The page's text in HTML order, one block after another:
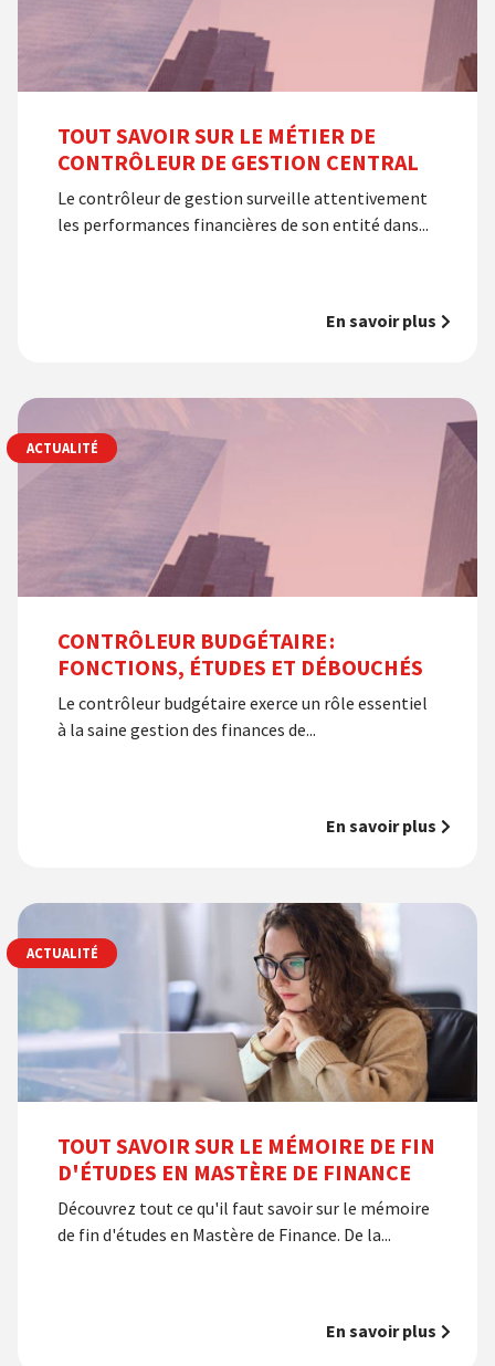
TOUT SAVOIR SUR LE MÉTIER DE
CONTRÔLEUR DE GESTION CENTRAL
Le contrôleur de gestion surveille attentivement
les performances financières de son entité dans...
En savoir plus
CONTRÔLEUR BUDGÉTAIRE :
FONCTIONS, ÉTUDES ET DÉBOUCHÉS
Le contrôleur budgétaire exerce un rôle essentiel
à la saine gestion des finances de...
En savoir plus
ACTUALITÉ
TOUT SAVOIR SUR LE MÉMOIRE DE FIN
D'ÉTUDES EN MASTÈRE DE FINANCE
Découvrez tout ce qu'il faut savoir sur le mémoire
de fin d'études en Mastère de Finance. De la...
En savoir plus
ACTUALITÉ